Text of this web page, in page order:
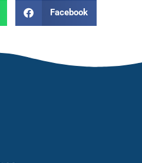
Facebook